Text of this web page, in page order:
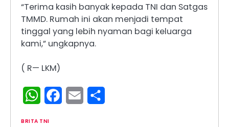
“Terima kasih banyak kepada TNI dan Satgas
TMMD. Rumah ini akan menjadi tempat
tinggal yang lebih nyaman bagi keluarga
kami,” ungkapnya.
( R— LKM)
WhatsAppFacebook
Email
BRITA TNI